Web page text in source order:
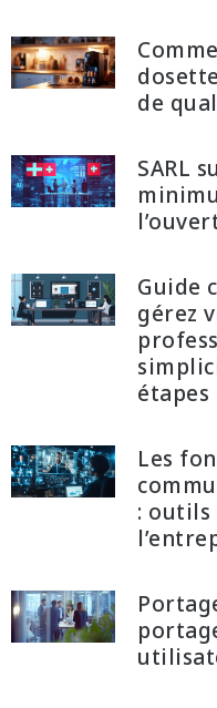
de
SARL
Guide
gérez
étapes
Les
: